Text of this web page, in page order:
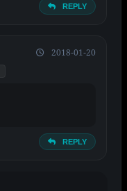
REPLY
2018-01-20
REPLY